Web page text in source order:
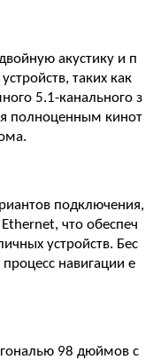
акустику и п
таких как
5.1-канального з
полноценным кинот
подключения,
что обеспеч
устройств. Бес
навигации е
98 дюймов с